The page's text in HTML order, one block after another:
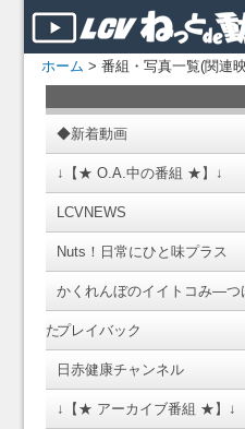
ホーム > 番組・写真一覧(関連
◆新着動画
↓【★ O.A.中の番組 ★】↓
LCVNEWS
Nuts！日常にひと味プラス
かくれんぼのイイトコみ―つ
たプレイバック
日赤健康チャンネル
↓【★ アーカイブ番組 ★】↓